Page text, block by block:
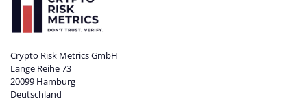
Crypto Risk Metrics GmbH
Lange Reihe 73
20099 Hamburg
Deutschland